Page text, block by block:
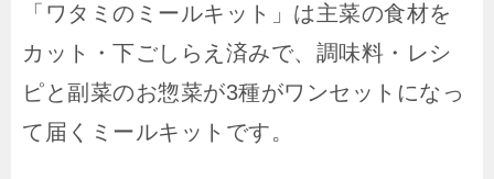
「ワタミのミールキット」は主菜の食材を
カット・下ごしらえ済みで、調味料・レシ
ピと副菜のお惣菜が3種がワンセットになっ
て届くミールキットです。